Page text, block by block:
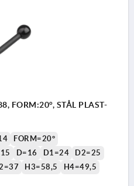
FORM:20°, STÅL PLAST-
FORM=20°
D=16 D1=24
D2=25
H3=58,5
H4=49,5